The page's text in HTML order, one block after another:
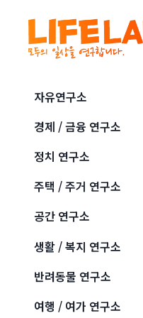
content
자유연구소
경제 / 금융 연구소
정치 연구소
주택 / 주거 연구소
공간 연구소
생활 / 복지 연구소
반려동물 연구소
여행 / 여가 연구소